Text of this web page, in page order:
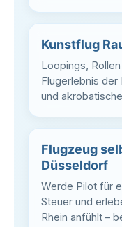
Kunstflug
Loopings,
Flugerlebnis der
und
Flugzeug
Düsseldorf
Werde Pilot für
Steuer und
Rhein anfühlt –